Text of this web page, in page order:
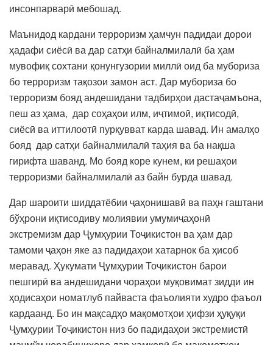
инсонпарварӣ мебошад.
Маънидод кардани терроризм ҳамчун падидаи дорои
ҳадафи сиёсӣ ва дар сатҳи байналмилалӣ ба ҳам
мувофиқ сохтани қонунгузории миллӣ оид ба мубориза
бо терроризм тақозои замон аст. Дар мубориза бо
терроризм бояд андешидани тадбирҳои дастаҷамъона,
пеш аз ҳама, дар соҳаҳои илм, иҷтимоӣ, иқтисодӣ,
сиёсӣ ва иттилоотӣ пурқувват карда шавад. Ин амалҳо
бояд дар сатҳи байналмилалӣ таҳия ва ба нақша
гирифта шаванд. Мо бояд коре кунем, ки решаҳои
терроризми байналмилалӣ аз байн бурда шавад.
Дар шароити шиддатёбии ҷаҳонишавӣ ва паҳн гаштани
бўҳрони иқтисодиву молиявии умумиҷаҳонӣ
экстремизм дар Ҷумҳурии Тоҷикистон ва ҳам дар
тамоми ҷаҳон яке аз падидаҳои хатарнок ба ҳисоб
меравад. Ҳукумати Ҷумҳурии Тоҷикистон барои
пешгирӣ ва андешидани чораҳои муқовимат зидди ин
ҳодисаҳои номатлуб пайваста фаъолияти худро фаъол
кардаанд. Бо ин мақсадҳо мақомотҳои ҳифзи ҳуқуқи
Ҷумҳурии Тоҷикистон низ бо падидаҳои экстремистӣ